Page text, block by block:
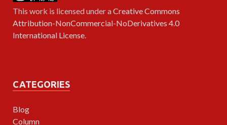
This work is licensed under aCreative Commons
Attribution-NonCommercial-NoDerivatives 4.0
International License.
CATEGORIES
Blog
Column